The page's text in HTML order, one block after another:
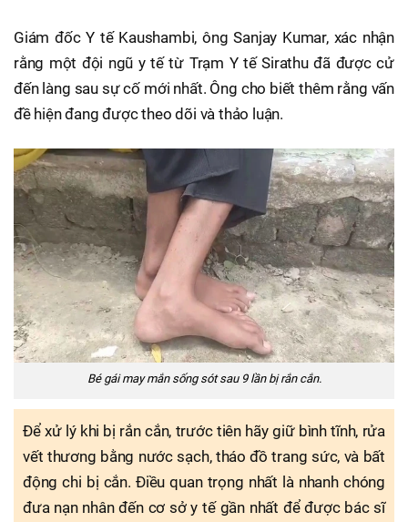
Giám đốc Y tế Kaushambi, ông Sanjay Kumar, xác nhận
rằng một đội ngũ y tế từ Trạm Y tế Sirathu đã được cử
đến làng sau sự cố mới nhất. Ông cho biết thêm rằng vấn
đề hiện đang được theo dõi và thảo luận.
Bé gái may mắn sống sót sau 9 lần bị rắn cắn.
Để xử lý khi bị rắn cắn, trước tiên hãy giữ bình tĩnh, rửa
vết thương bằng nước sạch, tháo đồ trang sức, và bất
động chi bị cắn. Điều quan trọng nhất là nhanh chóng
đưa nạn nhân đến cơ sở y tế gần nhất để được bác sĩ